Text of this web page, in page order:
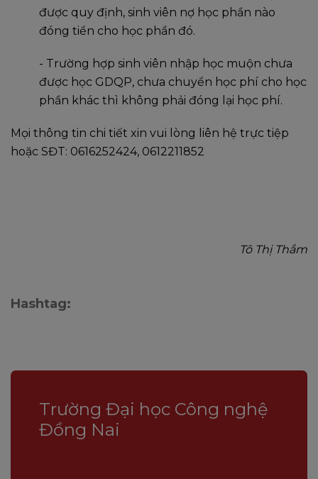
được quy định, sinh viên nợ học phần nào
đóng tiền cho học phần đó.
- Trường hợp sinh viên nhập học muộn chưa
được học GDQP, chưa chuyển học phí cho học
phần khác thì không phải đóng lại học phí.
Mọi thông tin chi tiết xin vui lòng liên hệ trực tiệp
hoặc SĐT: 0616252424, 0612211852
Tô Thị Thắm
Hashtag:
Trường Đại học Công nghệ
Đồng Nai